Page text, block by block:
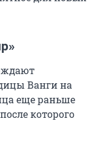
Ванги на
еще раньше
которого